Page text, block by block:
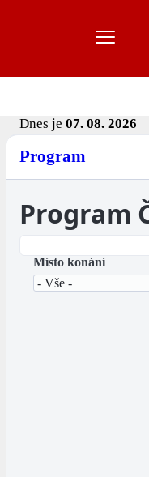
Dnes je 07. 08. 2026
Program
Program
Místo konání